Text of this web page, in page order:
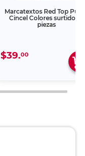
Marcatextos Red Top
Cincel Colores surtidos 4
piezas
$39.00